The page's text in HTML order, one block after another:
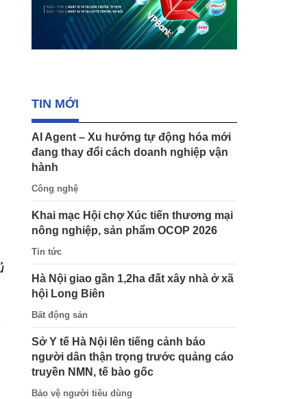
TIN MỚI
AI Agent – Xu hướng tự động hóa mới
đang thay đổi cách doanh nghiệp vận
hành
Công nghệ
Khai mạc Hội chợ Xúc tiến thương mại
nông nghiệp, sản phẩm OCOP 2026
Tin tức
Hà Nội giao gần 1,2ha đất xây nhà ở xã
hội Long Biên
Bất động sản
Sở Y tế Hà Nội lên tiếng cảnh báo
người dân thận trọng trước quảng cáo
truyền NMN, tế bào gốc
Bảo vệ người tiêu dùng